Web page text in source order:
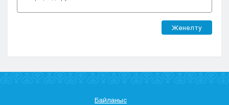
Жөнелту
Байланыс